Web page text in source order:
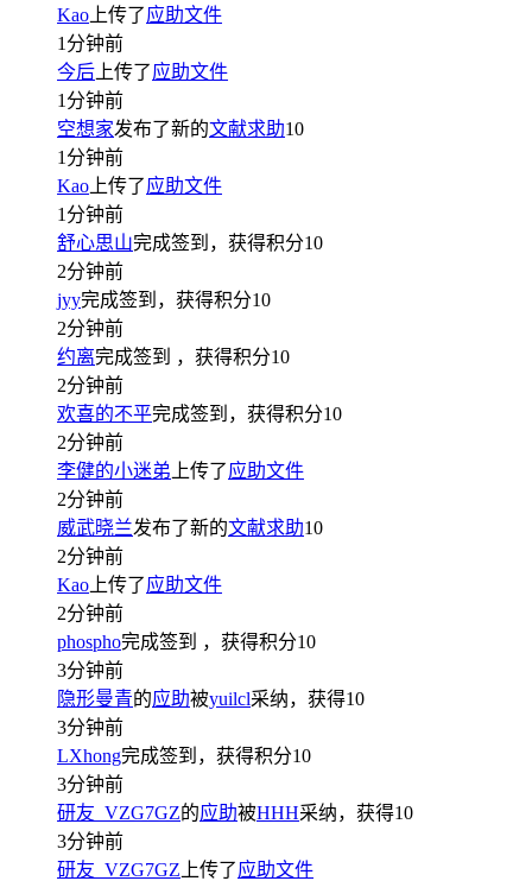
Kao 上传了应助文件
1分钟前
今后 上传了应助文件
1分钟前
空想家发布了新的文献求助10
1分钟前
Kao 上传了应助文件
1分钟前
舒心思山完成签到，获得积分10
2分钟前
jyy完成签到，获得积分10
2分钟前
约离完成签到 ，获得积分10
2分钟前
欢喜的不平完成签到，获得积分10
2分钟前
李健的小迷弟 上传了应助文件
2分钟前
威武晓兰发布了新的文献求助10
2分钟前
Kao 上传了应助文件
2分钟前
phospho完成签到 ，获得积分10
3分钟前
隐形曼青的应助被yuilcl采纳，获得10
3分钟前
LXhong完成签到，获得积分10
3分钟前
研友_VZG7GZ的应助被HHH采纳，获得10
3分钟前
研友_VZG7GZ 上传了应助文件